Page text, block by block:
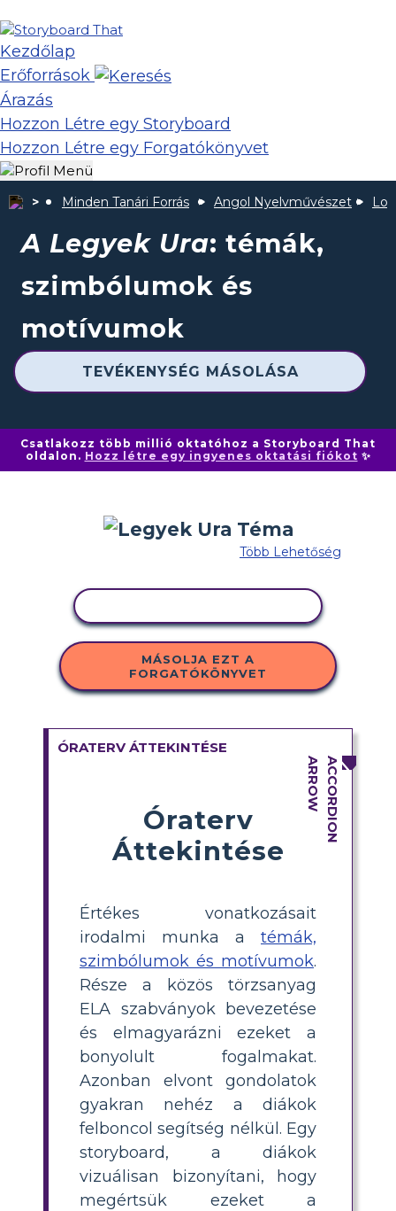
Kezdőlap
Erőforrások
Árazás
Hozzon Létre egy Storyboard
Hozzon Létre egy Forgatókönyvet
Minden Tanári Forrás Angol Nyelvművészet
A Legyek Ura: témák,
szimbólumok és
motívumok
TEVÉKENYSÉG MÁSOLÁSA
Csatlakozz több millió oktatóhoz a Storyboard That
oldalon. Hozz létre egy ingyenes oktatási fiókot ✨
Több Lehetőség
MÁSOLJA EZT A
FORGATÓKÖNYVET
ÓRATERV ÁTTEKINTÉSE
Óraterv
Áttekintése
Értékes vonatkozásait
irodalmi munka a témák,
szimbólumok és motívumok.
Része a közös törzsanyag
ELA szabványok bevezetése
és elmagyarázni ezeket a
bonyolult fogalmakat.
Azonban elvont gondolatok
gyakran nehéz a diákok
felboncol segítség nélkül. Egy
storyboard, a diákok
vizuálisan bizonyítani, hogy
megértsük ezeket a